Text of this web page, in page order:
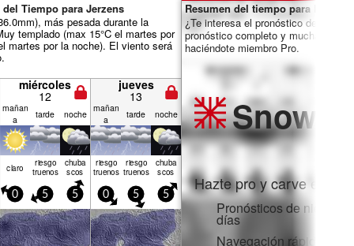
del Tiempo para Jerzens
más pesada durante la
templado (max 15°C el martes por
martes por la noche). El viento será
miércoles
12
jueves
13
mañan
a
tarde noche mañan
a
tarde noche
claro riesgo
truenos
chuba
scos
riesgo
truenos
riesgo
truenos
chuba
scos
0 5 5 0 5 5
Resumen del tiempo para los días
¿Te interesa el pronóstico de 16
pronóstico completo y muchas más
haciéndote miembro Pro.
Snow
Hazte pro y carve en:
Pronósticos de nieve
días
Navegación rápida sin